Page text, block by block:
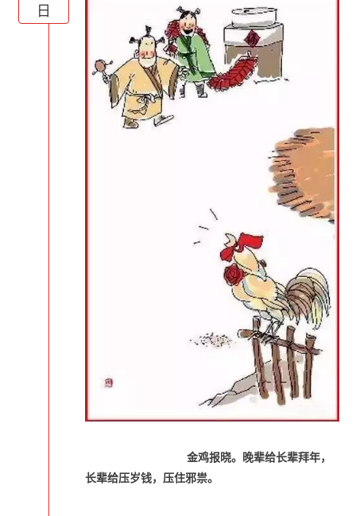
日
金鸡报晓。晚辈给长辈拜年，
长辈给压岁钱，压住邪祟。